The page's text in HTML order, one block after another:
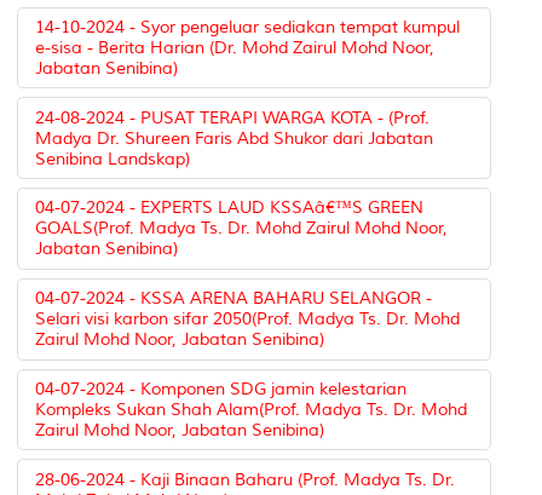
14-10-2024 - Syor pengeluar sediakan tempat kumpul
e-sisa - Berita Harian (Dr. Mohd Zairul Mohd Noor,
Jabatan Senibina)
24-08-2024 - PUSAT TERAPI WARGA KOTA - (Prof.
Madya Dr. Shureen Faris Abd Shukor dari Jabatan
Senibina Landskap)
04-07-2024 - EXPERTS LAUD KSSAâ€™S GREEN
GOALS(Prof. Madya Ts. Dr. Mohd Zairul Mohd Noor,
Jabatan Senibina)
04-07-2024 - KSSA ARENA BAHARU SELANGOR -
Selari visi karbon sifar 2050(Prof. Madya Ts. Dr. Mohd
Zairul Mohd Noor, Jabatan Senibina)
04-07-2024 - Komponen SDG jamin kelestarian
Kompleks Sukan Shah Alam(Prof. Madya Ts. Dr. Mohd
Zairul Mohd Noor, Jabatan Senibina)
28-06-2024 - Kaji Binaan Baharu (Prof. Madya Ts. Dr.